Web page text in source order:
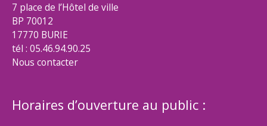
7 place de l’Hôtel de ville
BP 70012
17770 BURIE
tél : 05.46.94.90.25
Nous contacter
Horaires d’ouverture au public :